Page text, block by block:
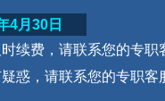
续费，请联系您的专职
惑，请联系您的专职客
4月30日